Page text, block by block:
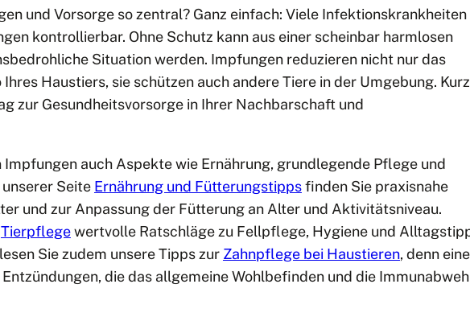
und Vorsorge so zentral? Ganz einfach: Viele Infektionskrankheiten
kontrollierbar. Ohne Schutz kann aus einer scheinbar harmlosen
Situation werden. Impfungen reduzieren nicht nur das
Haustiers, sie schützen auch andere Tiere in der Umgebung.
zur Gesundheitsvorsorge in Ihrer Nachbarschaft und
auch Aspekte wie Ernährung, grundlegende Pflege und
Seite Ernährung und Fütterungstippsfinden Sie praxisnahe
und zur Anpassung der Fütterung an Alter und Aktivitätsniveau.
Tierpflegewertvolle Ratschläge zu Fellpflege, Hygiene und
Sie zudem unsere Tipps zur Zahnpflege bei Haustieren, denn eine
die das allgemeine Wohlbefinden und die